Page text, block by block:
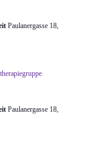
Paulanergasse 18,
Paulanergasse 18,